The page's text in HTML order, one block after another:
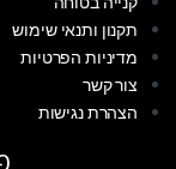
תקנון ותנאי שימוש
מדיניות הפרטיות
צור קשר
הצהרת נגישות